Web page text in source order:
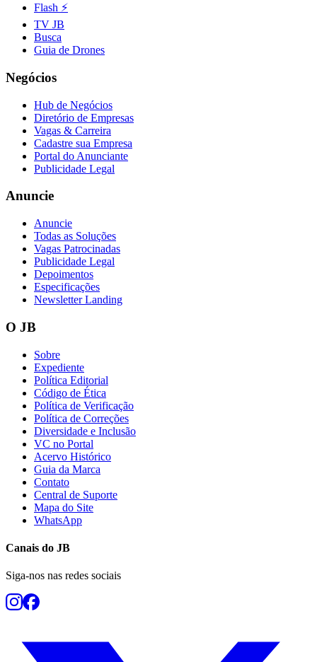
Flash ⚡
TV JB
Busca
Guia de Drones
Negócios
Hub de Negócios
Diretório de Empresas
Vagas & Carreira
Cadastre sua Empresa
Portal do Anunciante
Publicidade Legal
Anuncie
Anuncie
Todas as Soluções
Vagas Patrocinadas
Publicidade Legal
Depoimentos
Especificações
Newsletter Landing
O JB
Sobre
Expediente
Política Editorial
Código de Ética
Política de Verificação
Política de Correções
Diversidade e Inclusão
VC no Portal
Acervo Histórico
Guia da Marca
Contato
Central de Suporte
Mapa do Site
WhatsApp
Canais do JB
Siga-nos nas redes sociais